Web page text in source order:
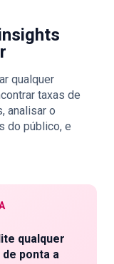
qualquer
taxas de
analisar o
do público, e
qualquer
ponta a